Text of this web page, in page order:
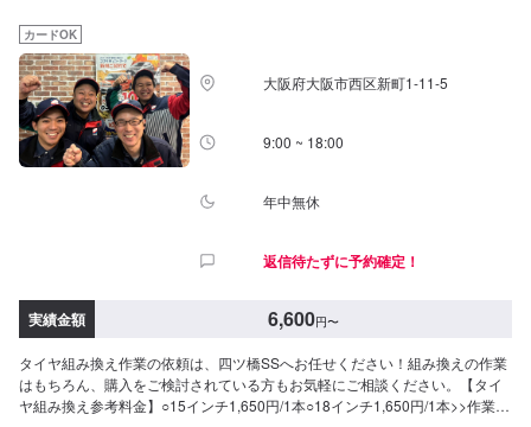
カードOK
大阪府大阪市西区新町1-11-5
9:00 ~ 18:00
年中無休
返信待たずに予約確定！
実績金額 6,600円〜
タイヤ組み換え作業の依頼は、四ツ橋SSへお任せください！組み換えの作業
はもちろん、購入をご検討されている方もお気軽にご相談ください。【タイ
ヤ組み換え参考料金】○15インチ1,650円/1本○18インチ1,650円/1本>>作業時